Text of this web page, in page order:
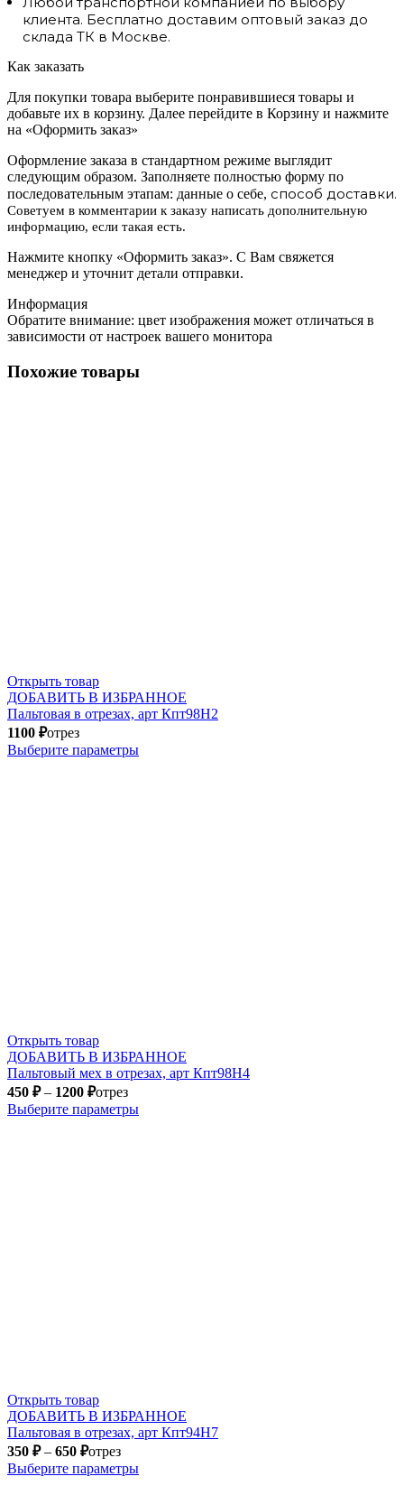
клиента. Бесплатно доставим оптовый заказ до
склада ТК в Москве.
Как заказать
Для покупки товара выберите понравившиеся товары и
добавьте их в корзину. Далее перейдите в Корзину и нажмите
на «Оформить заказ»
Оформление заказа в стандартном режиме выглядит
следующим образом. Заполняете полностью форму по
последовательным этапам: данные о себе, способ доставки.
Советуем в комментарии к заказу написать дополнительную
информацию, если такая есть.
Нажмите кнопку «Оформить заказ». С Вам свяжется
менеджер и уточнит детали отправки.
Информация
Обратите внимание: цвет изображения может отличаться в
зависимости от настроек вашего монитора
Похожие товары
Открыть товар
ДОБАВИТЬ В ИЗБРАННОЕ
Пальтовая в отрезах, арт Кпт98Н2
1100 ₽отрез
Выберите параметры
Открыть товар
ДОБАВИТЬ В ИЗБРАННОЕ
Пальтовый мех в отрезах, арт Кпт98Н4
450 ₽– 1200 ₽отрез
Выберите параметры
Открыть товар
ДОБАВИТЬ В ИЗБРАННОЕ
Пальтовая в отрезах, арт Кпт94Н7
350 ₽– 650 ₽отрез
Выберите параметры